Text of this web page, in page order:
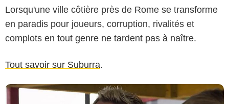
Lorsqu'une ville côtière près de Rome se transforme
en paradis pour joueurs, corruption, rivalités et
complots en tout genre ne tardent pas à naître.
Tout savoir sur Suburra.